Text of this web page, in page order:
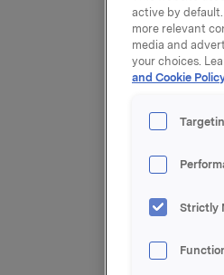
Thomas
Financial
Thomas
Investments.
active by
more relevant
media and
your choices.
and Cookie
Strictly